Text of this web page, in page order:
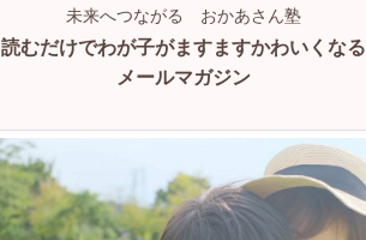
未来へつながる おかあさん塾
読むだけでわが子がますますかわいくなる
メールマガジン